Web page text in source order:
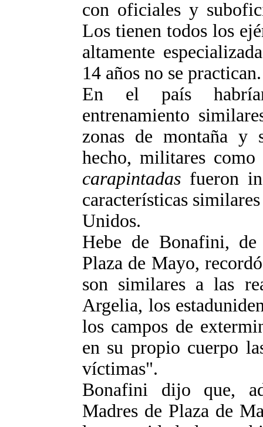
con oficiales y
Los tienen todos los
altamente
14 años no se practican.
En el país
entrenamiento
zonas de montaña y
hecho, militares
carapintadas fueron
características
Unidos.
Hebe de Bonafini,
Plaza de Mayo,
son similares a las
Argelia, los
los campos de
en su propio cuerpo
víctimas".
Bonafini dijo que,
Madres de Plaza de